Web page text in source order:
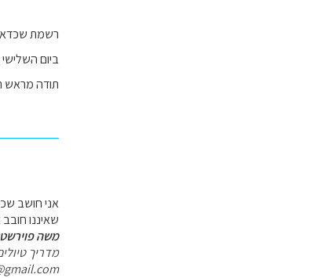
רשמת
ביום השלישי
תודה מראש
אני חושב
שאיננו
משה
מדריך